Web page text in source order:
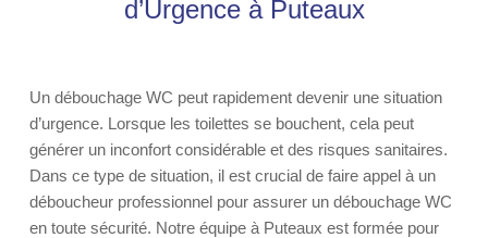
d’Urgence à Puteaux
Un débouchage WC peut rapidement devenir une situation
d’urgence. Lorsque les toilettes se bouchent, cela peut
générer un inconfort considérable et des risques sanitaires.
Dans ce type de situation, il est crucial de faire appel à un
déboucheur professionnel pour assurer un débouchage WC
en toute sécurité. Notre équipe à Puteaux est formée pour